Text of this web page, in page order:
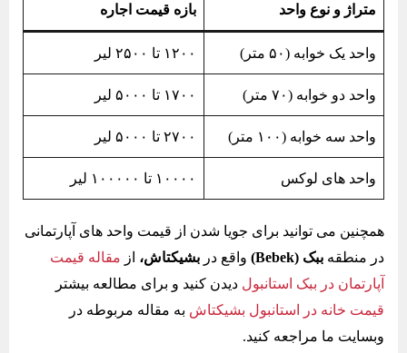
متراژ و نوع واحد بازه قیمت اجاره
واحد یک خوابه (۵۰ متر) ۱۲۰۰ تا ۲۵۰۰ لیر
واحد دو خوابه (۷۰ متر) ۱۷۰۰ تا ۵۰۰۰ لیر
واحد سه خوابه (۱۰۰ متر) ۲۷۰۰ تا ۵۰۰۰ لیر
واحد های لوکس ۱۰۰۰۰ تا ۱۰۰۰۰۰ لیر
همچنین می توانید برای جویا شدن از قیمت واحد های آپارتمانی
در منطقه ببک (Bebek) واقع در بشیکتاش، از مقاله قیمت
آپارتمان در ببک استانبول دیدن کنید و برای مطالعه بیشتر
قیمت خانه در استانبول بشیکتاش به مقاله مربوطه در
وبسایت ما مراجعه کنید.